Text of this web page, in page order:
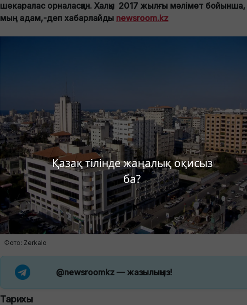
Қазақ тілінде жаңалық оқисыз
ба?
шекаралас орналасқан. Халқы 2017 жылғы мәлімет
мың адам,-деп хабарлайды newsroom.kz
Фото: Zerkalo
@newsroomkz— жазылыңыз!
Тарихы